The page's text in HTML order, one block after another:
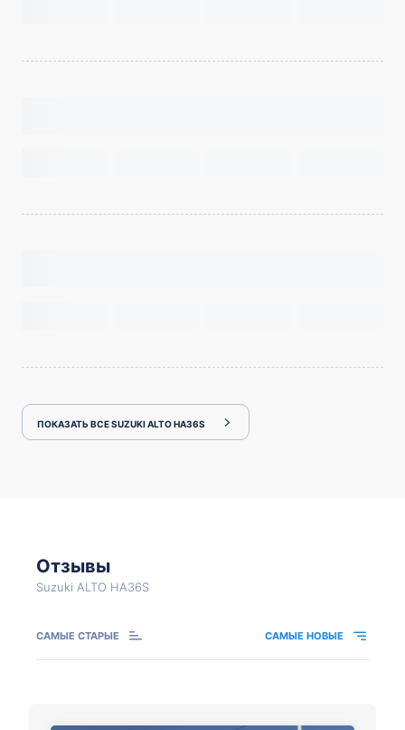
ПОКАЗАТЬ ВСЕ SUZUKI ALTO HA36S
Отзывы
Suzuki ALTO HA36S
САМЫЕ СТАРЫЕ САМЫЕ НОВЫЕ